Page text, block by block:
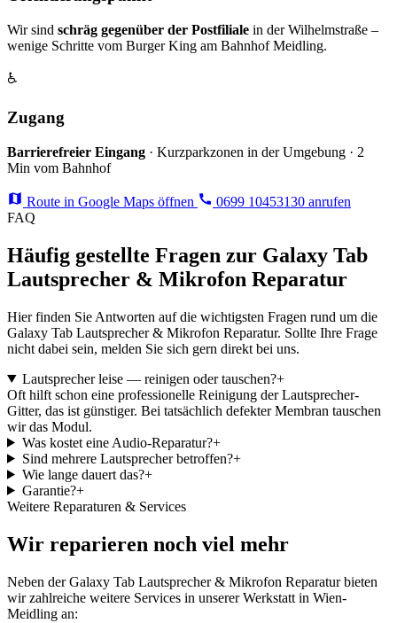
Wir sind schräg gegenüber der Postfiliale in der Wilhelmstraße –
wenige Schritte vom Burger King am Bahnhof Meidling.
♿
Zugang
Barrierefreier Eingang · Kurzparkzonen in der Umgebung · 2
Min vom Bahnhof
Route in Google Maps öffnen
0699 10453130 anrufen
FAQ
Häufig gestellte Fragen zur Galaxy Tab
Lautsprecher & Mikrofon Reparatur
Hier finden Sie Antworten auf die wichtigsten Fragen rund um die
Galaxy Tab Lautsprecher & Mikrofon Reparatur. Sollte Ihre Frage
nicht dabei sein, melden Sie sich gern direkt bei uns.
Lautsprecher leise — reinigen oder tauschen?+
Oft hilft schon eine professionelle Reinigung der Lautsprecher-
Gitter, das ist günstiger. Bei tatsächlich defekter Membran tauschen
wir das Modul.
Was kostet eine Audio-Reparatur?+
Sind mehrere Lautsprecher betroffen?+
Wie lange dauert das?+
Garantie?+
Weitere Reparaturen & Services
Wir reparieren noch viel mehr
Neben der Galaxy Tab Lautsprecher & Mikrofon Reparatur bieten
wir zahlreiche weitere Services in unserer Werkstatt in Wien-
Meidling an: